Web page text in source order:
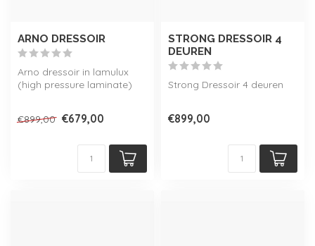
ARNO DRESSOIR
Arno dressoir in lamulux
(high pressure laminate)
€899,00 €679,00
STRONG DRESSOIR 4
DEUREN
Strong Dressoir 4 deuren
€899,00